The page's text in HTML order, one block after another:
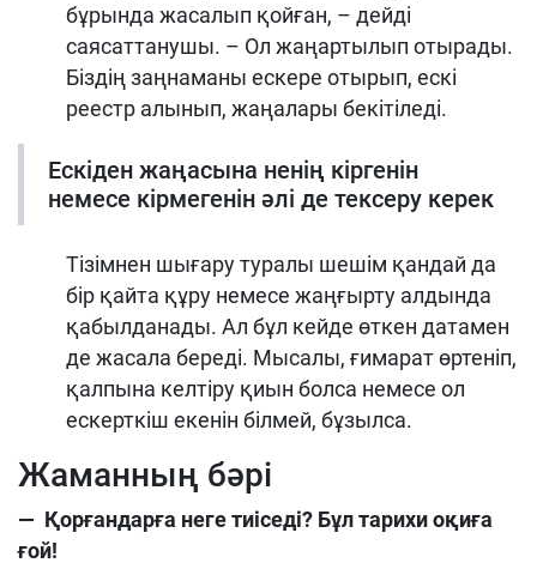
бұрында жасалып қойған, – дейді
саясаттанушы. – Ол жаңартылып отырады.
Біздің заңнаманы ескере отырып, ескі
реестр алынып, жаңалары бекітіледі.
Ескіден жаңасына ненің кіргенін
немесе кірмегенін әлі де тексеру керек
Тізімнен шығару туралы шешім қандай да
бір қайта құру немесе жаңғырту алдында
қабылданады. Ал бұл кейде өткен датамен
де жасала береді. Мысалы, ғимарат өртеніп,
қалпына келтіру қиын болса немесе ол
ескерткіш екенін білмей, бұзылса.
Жаманның бәрі
— Қорғандарға неге тиіседі? Бұл тарихи оқиға
ғой!